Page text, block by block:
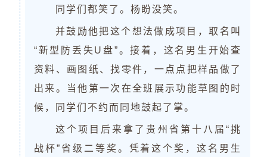
同学们都笑了。杨盼没笑。
并鼓励他把这个想法做成项目，取名叫
“新型防丢失U盘”。接着，这名男生开始查
资料、画图纸、找零件，一点点把样品做了
出来。当他第一次在全班展示功能草图的时
候，同学们不约而同地鼓起了掌。
这个项目后来拿了贵州省第十八届“挑
战杯”省级二等奖。凭着这个奖，这名男生